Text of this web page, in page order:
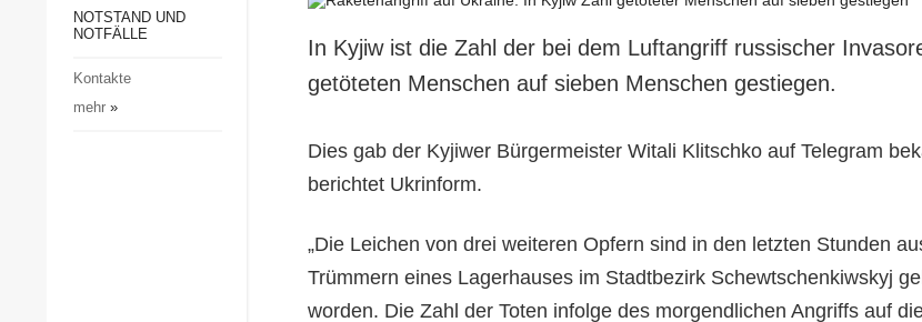
Gesellschaft und Kultur
NOTSTAND UND
NOTFÄLLE
Kontakte
mehr»
In Kyjiw ist die Zahl der bei dem Luftangriff russischer
getöteten Menschen auf sieben Menschen gestiegen.
Dies gab der Kyjiwer Bürgermeister Witali Klitschko auf Telegram
berichtet Ukrinform.
„Die Leichen von drei weiteren Opfern sind in den letzten Stunden
Trümmern eines Lagerhauses im Stadtbezirk Schewtschenkiwskyj
worden. Die Zahl der Toten infolge des morgendlichen Angriffs auf